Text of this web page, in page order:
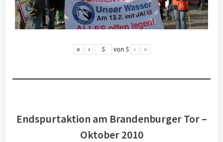
« ‹ von 5 › »
Endspurtaktion am Brandenburger Tor –
Oktober 2010